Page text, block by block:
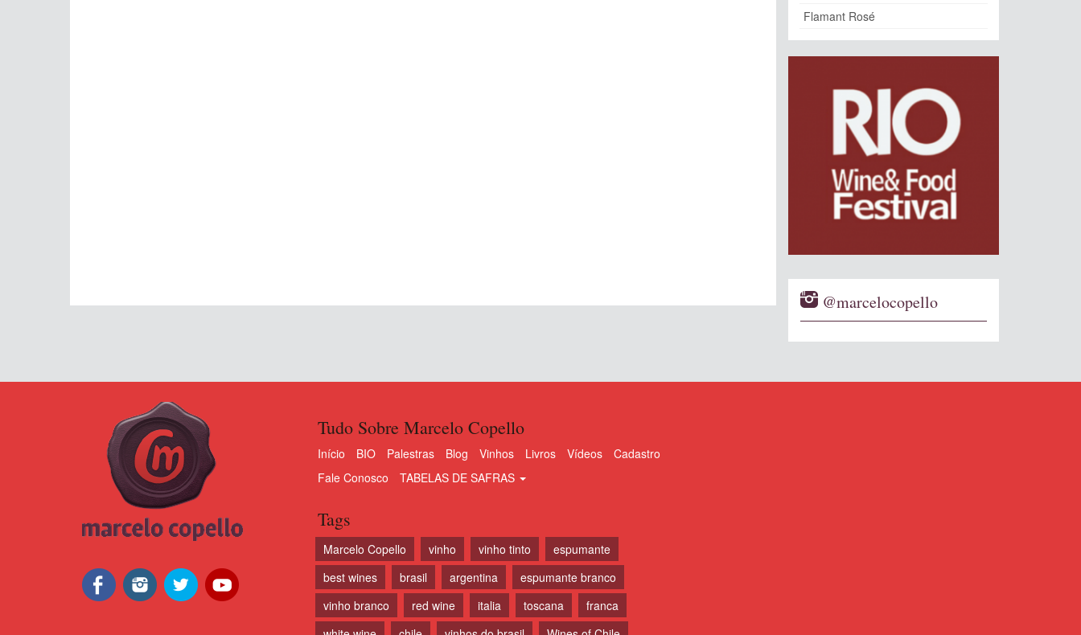
Flamant Rosé
@marcelocopello
Tudo Sobre Marcelo Copello
Início BIO Palestras Blog Vinhos Livros Vídeos
Cadastro
Fale Conosco
TABELAS DE SAFRAS
Tags
Marcelo Copello vinho vinho tinto
espumante
best wines
brasil argentina
espumante branco
vinho branco
red wine italia toscana
franca